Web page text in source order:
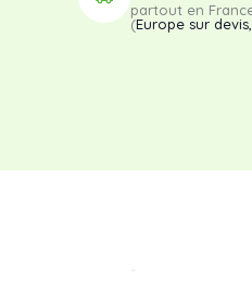
partout en
(Europe sur